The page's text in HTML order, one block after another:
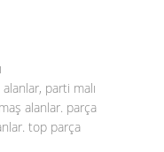
parti malı
alanlar. parça
top parça